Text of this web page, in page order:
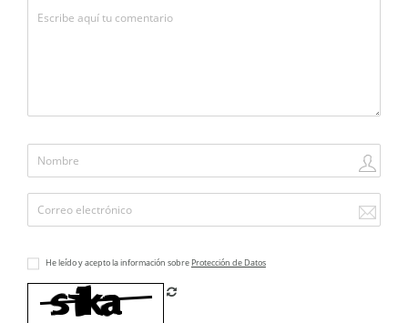
He leído y acepto la información sobre Protección de Datos